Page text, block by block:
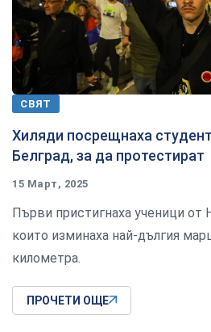
СВЯТ
Хиляди посрещнаха
Белград, за да протестират
15 Март, 2025
Първи пристигнаха ученици
които изминаха най-дългия
километра.
ПРОЧЕТИ ОЩЕ